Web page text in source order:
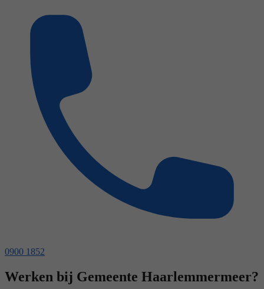
0900 1852
Werken bij Gemeente Haarlemmermeer?